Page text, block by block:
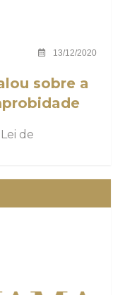
13/12/2020
sobre a
de